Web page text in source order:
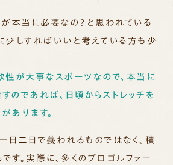
が本当に必要なの？と思われている
少しすればいいと考えている方も少
性が大事なスポーツなので、本当に
のであれば、日頃からストレッチを
あります。
日二日で養われるものではなく、積
す。実際に、多くのプロゴルファー